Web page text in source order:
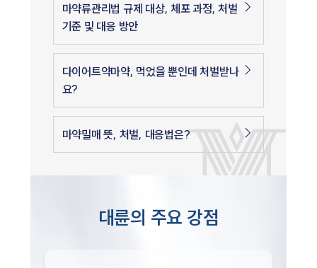
마약류관리법 규제 대상, 체포 과정, 처벌
기준 및 대응 방안
다이어트약마약, 먹었을 뿐인데 처벌받나
요?
마약밀매 뜻, 처벌, 대응법은?
대륜의 주요 강점